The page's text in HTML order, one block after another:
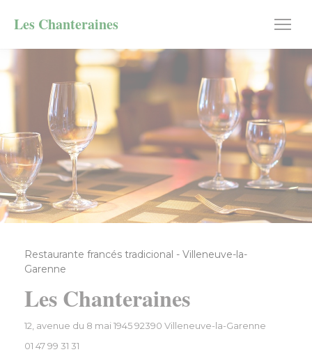
Les Chanteraines
Restaurante francés tradicional - Villeneuve-la-
Garenne
Les Chanteraines
12, avenue du 8 mai 1945 92390 Villeneuve-la-Garenne
01 47 99 31 31